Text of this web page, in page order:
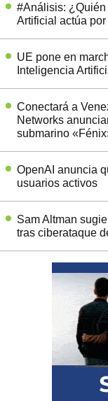
#Análisis:
Artificial actúa
UE pone en
Inteligencia
Conectará a
Networks
submarino
OpenAI anuncia
usuarios activos
Sam Altman
tras ciberataque